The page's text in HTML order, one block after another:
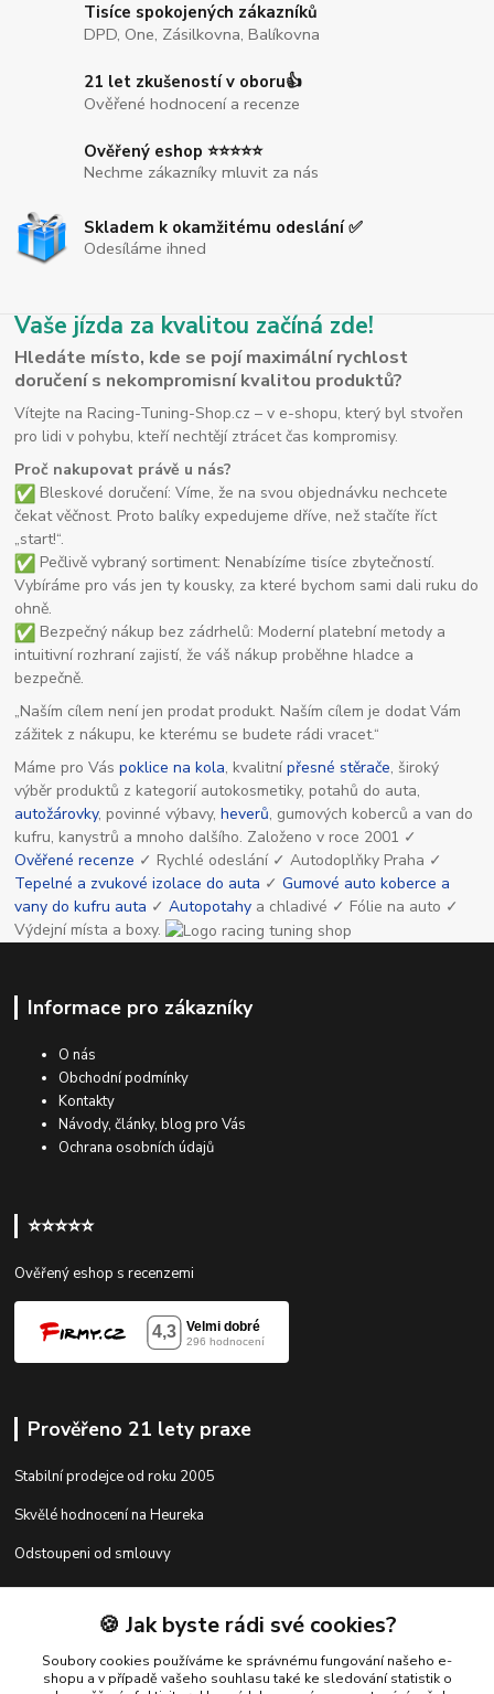
Tisíce spokojených zákazníků
DPD, One, Zásilkovna, Balíkovna
21 let zkušeností v oboru👍
Ověřené hodnocení a recenze
Ověřený eshop ⭐⭐⭐⭐⭐
Nechme zákazníky mluvit za nás
Skladem k okamžitému odeslání ✅
Odesíláme ihned
Vaše jízda za kvalitou začíná zde!
Hledáte místo, kde se pojí maximální rychlost
doručení s nekompromisní kvalitou produktů?
Vítejte na Racing-Tuning-Shop.cz – v e-shopu, který byl stvořen
pro lidi v pohybu, kteří nechtějí ztrácet čas kompromisy.
Proč nakupovat právě u nás?
Bleskové doručení: Víme, že na svou objednávku nechcete
čekat věčnost. Proto balíky expedujeme dříve, než stačíte říct
„start!“.
Pečlivě vybraný sortiment: Nenabízíme tisíce zbytečností.
Vybíráme pro vás jen ty kousky, za které bychom sami dali ruku do
ohně.
Bezpečný nákup bez zádrhelů: Moderní platební metody a
intuitivní rozhraní zajistí, že váš nákup proběhne hladce a
bezpečně.
„Naším cílem není jen prodat produkt. Naším cílem je dodat Vám
zážitek z nákupu, ke kterému se budete rádi vracet.“
Máme pro Váspoklice na kola, kvalitnípřesné stěrače, široký
výběr produktů z kategorií autokosmetiky, potahů do auta,
autožárovky, povinné výbavy,heverů, gumových koberců a van do
kufru, kanystrů a mnoho dalšího. Založeno v roce 2001 ✓
Ověřené recenze ✓ Rychlé odeslání ✓ Autodoplňky Praha ✓
Tepelné a zvukové izolace do auta ✓Gumové auto koberce a
vany do kufru auta ✓Autopotahy a chladivé ✓ Fólie na auto ✓
Výdejní místa a boxy.
Informace pro zákazníky
O nás
Obchodní podmínky
Kontakty
Návody, články, blog pro Vás
Ochrana osobních údajů
⭐⭐⭐⭐⭐
Ověřený eshop s recenzemi
Prověřeno 21 lety praxe
Stabilní prodejce od roku 2005
Skvělé hodnocení na Heureka
Odstoupeni od smlouvy
Kontakty🍪 Jak byste rádi své cookies?
Soubory cookies používáme ke správnému fungování našeho e-
shopu a v případě vašeho souhlasu také ke sledování statistik o